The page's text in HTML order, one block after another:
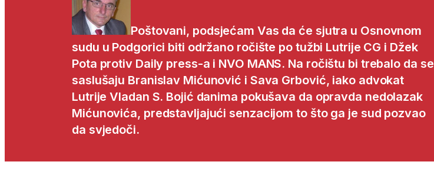
Poštovani, podsjećam Vas da će sjutra u Osnovnom
sudu u Podgorici biti održano ročište po tužbi Lutrije CG i Džek
Pota protiv Daily press-a i NVO MANS. Na ročištu bi trebalo da se
saslušaju Branislav Mićunović i Sava Grbović, iako advokat
Lutrije Vladan S. Bojić danima pokušava da opravda nedolazak
Mićunovića, predstavljajući senzacijom to što ga je sud pozvao
da svjedoči.